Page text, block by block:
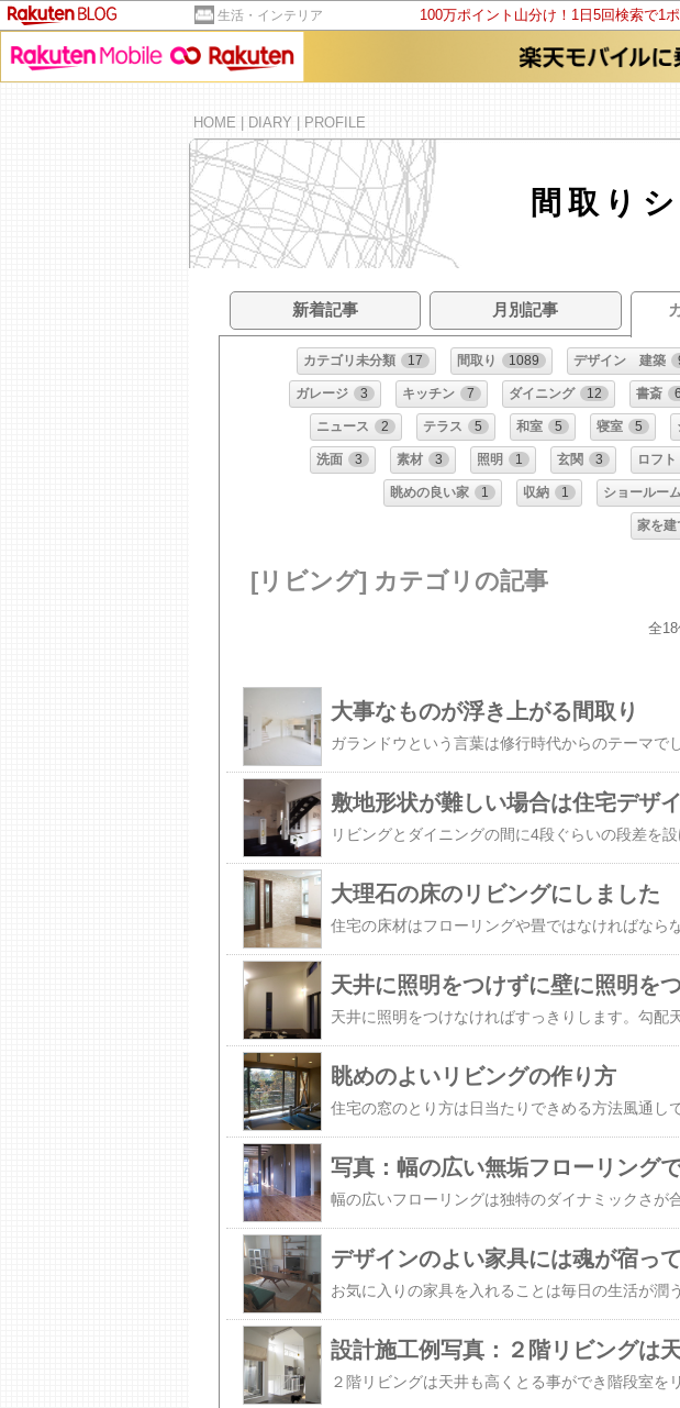
生活・インテリア 100万ポイント山分け！1日5回検索で1
HOME
DIARY PROFILE
間取り
新着記事 月別記事
カテゴリ未分類 17 間取り 1089 デザイン 建築
ガレージ 3 キッチン 7 ダイニング 12 書斎 6
ニュース 2 テラス 5 和室 5 寝室 5
洗面 3 素材 3 照明 1 玄関 3 ロフト
眺めの良い家 1 収納 1 ショールー
家を建
[リビング] カテゴリの記事
全
大事なものが浮き上がる間取り
敷地形状が難しい場合は住宅デザ
大理石の床のリビングにしました
天井に照明をつけずに壁に照明を
眺めのよいリビングの作り方
写真：幅の広い無垢フローリング
デザインのよい家具には魂が宿っ
設計施工例写真：２階リビングは